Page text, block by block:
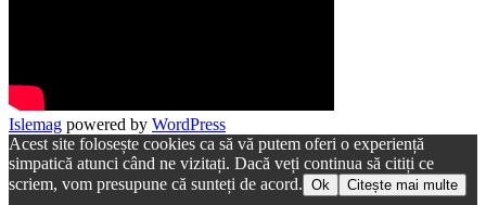
Islemag powered by WordPress
Acest site folosește cookies ca să vă putem oferi o experiență
simpatică atunci când ne vizitați. Dacă veți continua să citiți ce
scriem, vom presupune că sunteți de acord. Ok Citește mai multe